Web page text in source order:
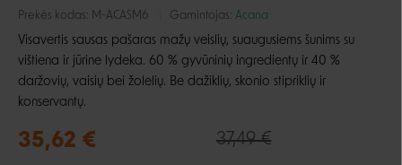
Prekės kodas: M-ACASM6 Gamintojas: Acana
Visavertis sausas pašaras mažų veislių, suaugusiems šunims su
vištiena ir jūrine lydeka. 60 % gyvūninių ingredientų ir 40 %
daržovių, vaisių bei žolelių. Be dažiklių, skonio stipriklių ir
konservantų.
35,62 € 37,49 €